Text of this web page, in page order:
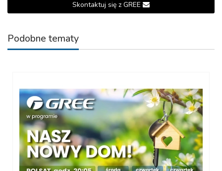
Skontaktuj się z GREE
Podobne tematy